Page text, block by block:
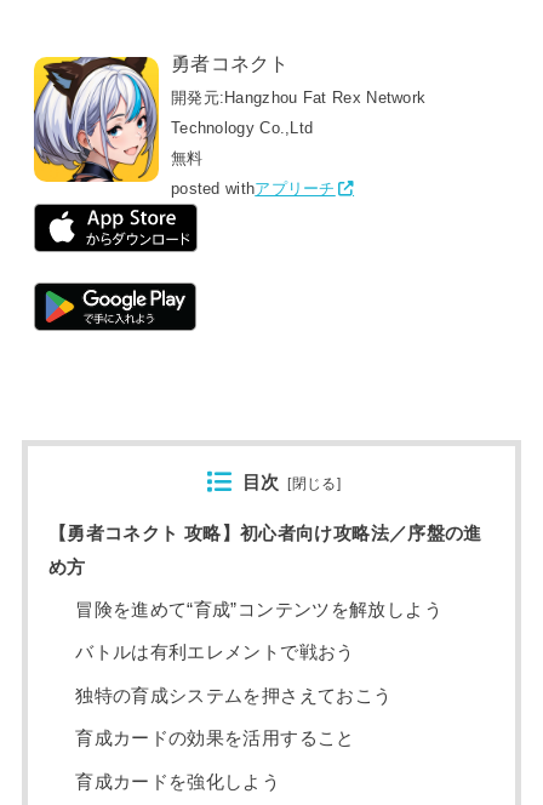
勇者コネクト
開発元: Hangzhou Fat Rex Network
Technology Co.,Ltd
無料
posted withアプリーチ
目次 [閉じる]
【勇者コネクト 攻略】初心者向け攻略法／序盤の進
め方
冒険を進めて“育成”コンテンツを解放しよう
バトルは有利エレメントで戦おう
独特の育成システムを押さえておこう
育成カードの効果を活用すること
育成カードを強化しよう